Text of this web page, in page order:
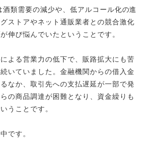
類需要の減少や、低アルコール化の進
ストアやネット通販業者との競合激化
伸び悩んでいたということです。
よる営業力の低下で、販路拡大にも苦
いていました。金融機関からの借入金
なか、取引先への支払遅延が一部で発
の商品調達が困難となり、資金繰りも
うことです。
です。